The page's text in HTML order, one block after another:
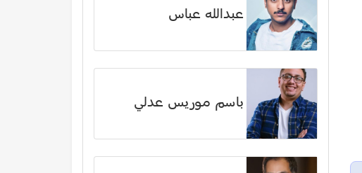
عبدالله عباس
باسم موريس عدلي